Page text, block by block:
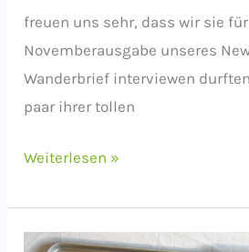
freuen uns sehr, dass wir sie
Novemberausgabe unseres
Wanderbrief interviewen
paar ihrer tollen
„Wer
Kreativität
nicht
Weiterlesen »